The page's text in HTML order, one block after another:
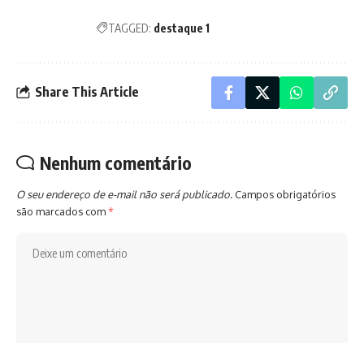
TAGGED: destaque 1
Share This Article
Nenhum comentário
O seu endereço de e-mail não será publicado. Campos obrigatórios
são marcados com*